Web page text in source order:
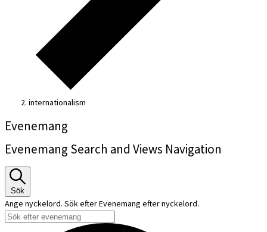
internationalism
Evenemang
Evenemang Search and Views Navigation
Sök
Ange nyckelord. Sök efter Evenemang efter nyckelord.